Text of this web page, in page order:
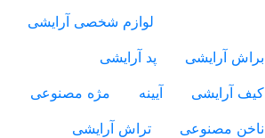
لوازم شخصی آرایشی
براش آرایشی
پد آرایشی
کیف آرایشی
آیینه
مژه مصنوعی
ناخن مصنوعی
تراش آرایشی